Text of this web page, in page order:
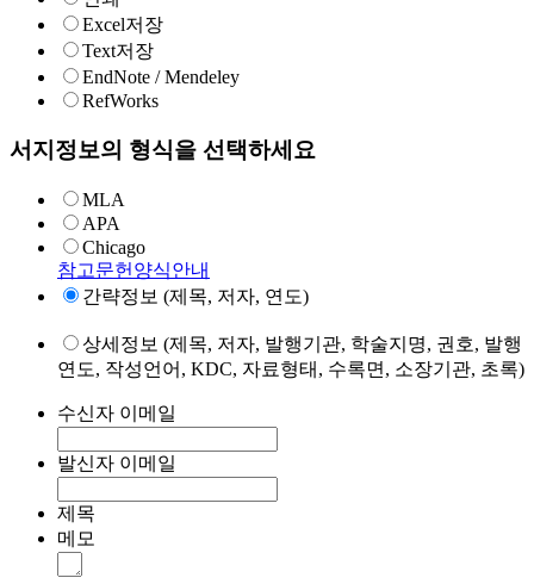
Excel저장
Text저장
EndNote / Mendeley
RefWorks
서지정보의 형식을 선택하세요
MLA
APA
Chicago
참고문헌양식안내
간략정보 (제목, 저자, 연도)
상세정보 (제목, 저자, 발행기관, 학술지명, 권호, 발행
연도, 작성언어, KDC, 자료형태, 수록면, 소장기관, 초록)
수신자 이메일
발신자 이메일
제목
메모